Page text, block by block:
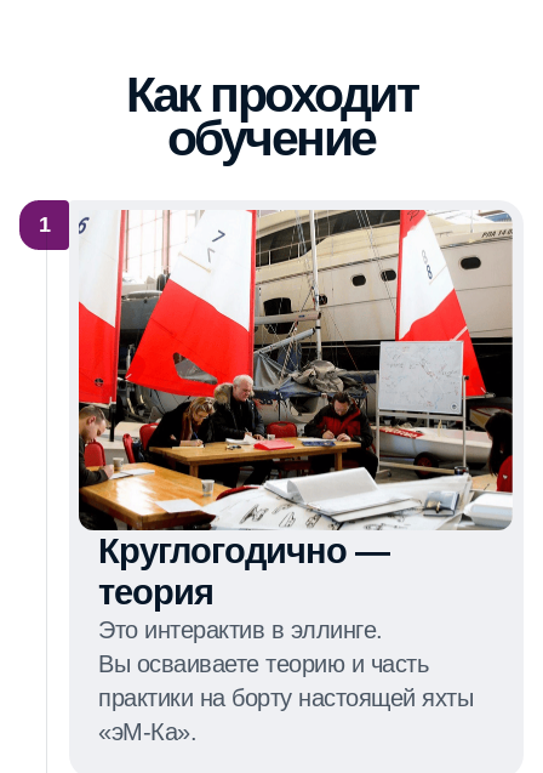
обучение
Круглогодично —
теория
Это интерактив в эллинге.
Вы осваиваете теорию и часть
практики на борту настоящей яхты
«эМ‑Ка».